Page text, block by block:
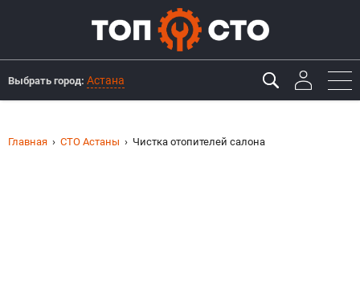
Выбрать город: Астана
Главная СТО Астаны Чистка отопителей салона